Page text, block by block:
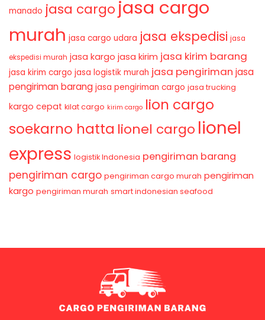
manado jasa cargo jasa cargo
murah jasa cargo udara jasa ekspedisi jasa
ekspedisi murah jasa kargo jasa kirim jasa kirim barang
jasa kirim cargo jasa logistik murah jasa pengiriman jasa
pengiriman barang jasa pengiriman cargo jasa trucking
kargo cepat kilat cargo kirim cargo lion cargo
soekarno hatta lionel cargo lionel
express logistik Indonesia pengiriman barang
pengiriman cargo pengiriman cargo murah pengiriman
kargo pengiriman murah smart indonesian seafood